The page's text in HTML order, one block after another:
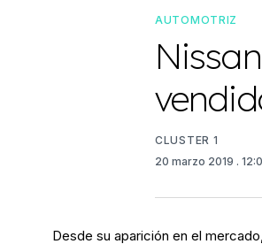
AUTOMOTRIZ
CLUSTER 1
20 marzo 2019 .
Desde su aparición en el